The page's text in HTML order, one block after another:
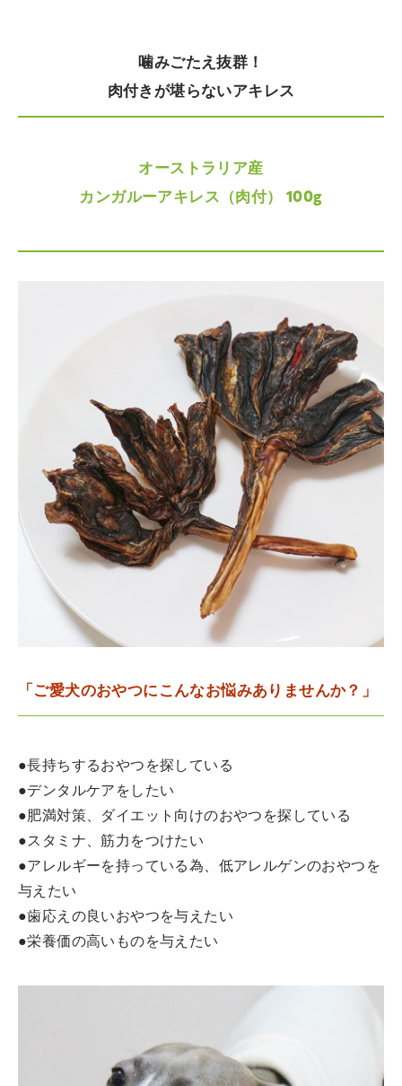
噛みごたえ抜群！
肉付きが堪らないアキレス
オーストラリア産
カンガルーアキレス（肉付） 100g
「ご愛犬のおやつにこんなお悩みありませんか？」
●長持ちするおやつを探している
●デンタルケアをしたい
●肥満対策、ダイエット向けのおやつを探している
●スタミナ、筋力をつけたい
●アレルギーを持っている為、低アレルゲンのおやつを
与えたい
●歯応えの良いおやつを与えたい
●栄養価の高いものを与えたい